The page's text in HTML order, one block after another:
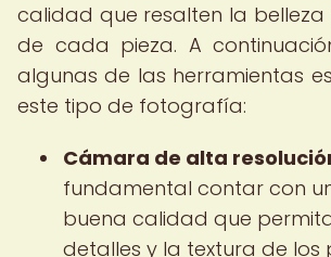
calidad que resalten la
de cada pieza. A
algunas de las herramientas
este tipo de fotografía:
Cámara de alta
fundamental contar con
buena calidad que
detalles y la textura de los